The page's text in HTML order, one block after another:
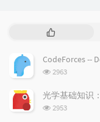
P
p
u
a
r
CodeForces --
浏
次
数:
2963
光学基础知识
浏
2953